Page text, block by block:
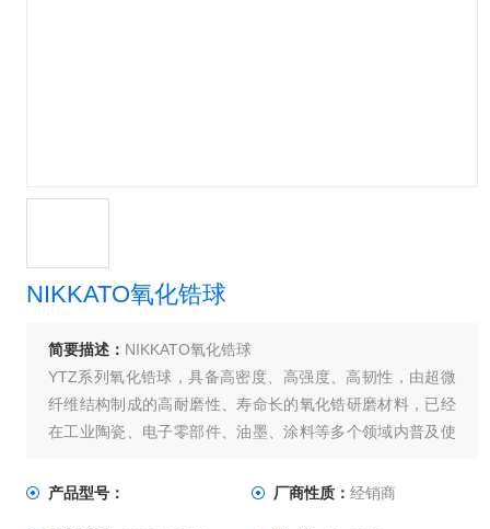
NIKKATO氧化锆球
简要描述： NIKKATO氧化锆球
YTZ系列氧化锆球，具备高密度、高强度、高韧性，由超微
纤维结构制成的高耐磨性、寿命长的氧化锆研磨材料，已经
在工业陶瓷、电子零部件、油墨、涂料等多个领域内普及使
产品型号：
厂商性质：经销商